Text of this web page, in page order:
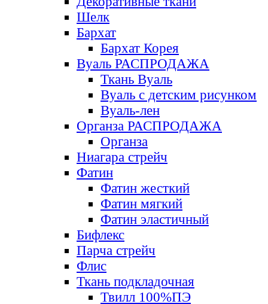
Шелк
Бархат
Бархат Корея
Вуаль РАСПРОДАЖА
Ткань Вуаль
Вуаль с детским рисунком
Вуаль-лен
Органза РАСПРОДАЖА
Органза
Ниагара стрейч
Фатин
Фатин жесткий
Фатин мягкий
Фатин элаcтичный
Бифлекс
Парча стрейч
Флис
Ткань подкладочная
Твилл 100%ПЭ